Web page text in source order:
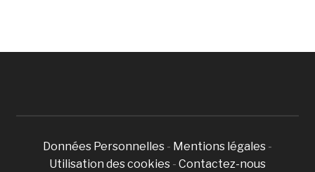
Données Personnelles - Mentions légales -
Utilisation des cookies - Contactez-nous